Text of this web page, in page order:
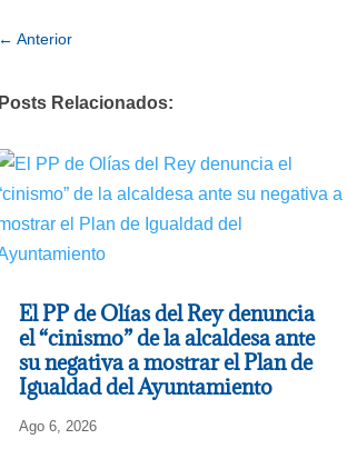
←Anterior
Posts Relacionados:
El PP de Olías del Rey denuncia
el “cinismo” de la alcaldesa ante
su negativa a mostrar el Plan de
Igualdad del Ayuntamiento
Ago 6, 2026